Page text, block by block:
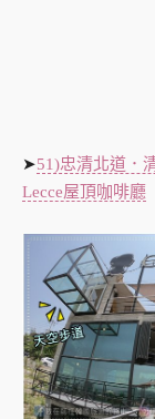
➤51)忠清北道．
Lecce屋頂咖啡廳